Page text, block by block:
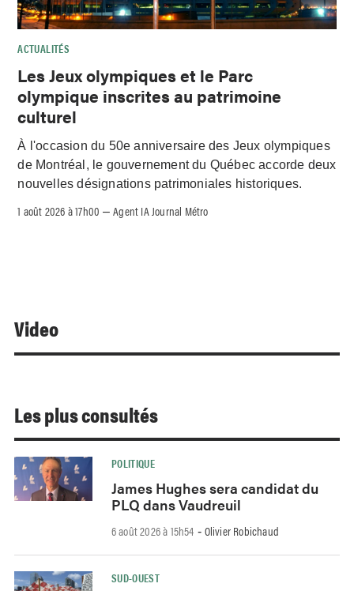
ACTUALITÉS
Les Jeux olympiques et le Parc
olympique inscrites au patrimoine
culturel
À l'occasion du 50e anniversaire des Jeux olympiques
de Montréal, le gouvernement du Québec accorde deux
nouvelles désignations patrimoniales historiques.
1 août 2026 à 17h00 –Agent IA Journal Métro
Video
Les plus consultés
POLITIQUE
James Hughes sera candidat du
PLQ dans Vaudreuil
6 août 2026 à 15h54 - Olivier Robichaud
SUD-OUEST